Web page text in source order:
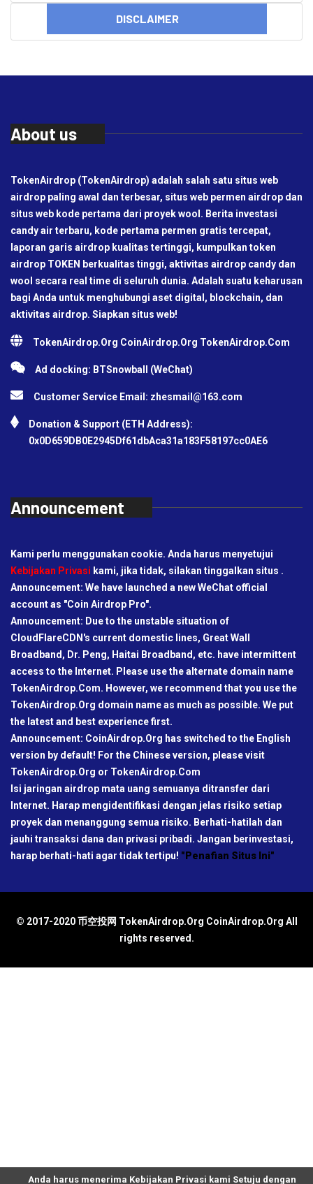
DISCLAIMER
About us
TokenAirdrop (TokenAirdrop) adalah salah satu situs web
airdrop paling awal dan terbesar, situs web permen airdrop dan
situs web kode pertama dari proyek wool. Berita investasi
candy air terbaru, kode pertama permen gratis tercepat,
laporan garis airdrop kualitas tertinggi, kumpulkan token
airdrop TOKEN berkualitas tinggi, aktivitas airdrop candy dan
wool secara real time di seluruh dunia. Adalah suatu keharusan
bagi Anda untuk menghubungi aset digital, blockchain, dan
aktivitas airdrop. Siapkan situs web!
TokenAirdrop.Org CoinAirdrop.Org TokenAirdrop.Com
Ad docking: BTSnowball (WeChat)
Customer Service Email: zhesmail@163.com
Donation & Support (ETH Address):
0x0D659DB0E2945Df61dbAca31a183F58197cc0AE6
Announcement
Kami perlu menggunakan cookie. Anda harus menyetujui
Kebijakan Privasi kami, jika tidak, silakan tinggalkan situs .
Announcement: We have launched a new WeChat official
account as "Coin Airdrop Pro".
Announcement: Due to the unstable situation of
CloudFlareCDN's current domestic lines, Great Wall
Broadband, Dr. Peng, Haitai Broadband, etc. have intermittent
access to the Internet. Please use the alternate domain name
TokenAirdrop.Com. However, we recommend that you use the
TokenAirdrop.Org domain name as much as possible. We put
the latest and best experience first.
Announcement: CoinAirdrop.Org has switched to the English
version by default! For the Chinese version, please visit
TokenAirdrop.Org or TokenAirdrop.Com
Isi jaringan airdrop mata uang semuanya ditransfer dari
Internet. Harap mengidentifikasi dengan jelas risiko setiap
proyek dan menanggung semua risiko. Berhati-hatilah dan
jauhi transaksi dana dan privasi pribadi. Jangan berinvestasi,
harap berhati-hati agar tidak tertipu! "Penafian Situs Ini"
© 2017-2020 币空投网 TokenAirdrop.Org CoinAirdrop.Org All
rights reserved.
Anda harus menerima Kebijakan Privasi kami Setuju dengan